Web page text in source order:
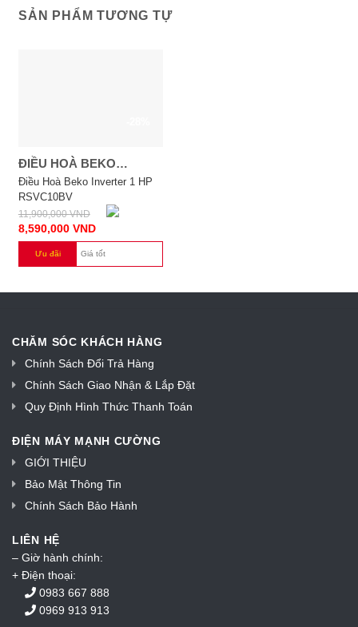
SẢN PHẨM TƯƠNG TỰ
ĐIỀU HOÀ BEKO
INVERTER 1 HP
RSVC10BV
Điều Hoà Beko Inverter 1 HP
RSVC10BV
11,900,000VND
8,590,000 VND
Ưu đãi Giá tốt
CHĂM SÓC KHÁCH HÀNG
Chính Sách Đổi Trả Hàng
Chính Sách Giao Nhận & Lắp Đặt
Quy Định Hình Thức Thanh Toán
ĐIỆN MÁY MẠNH CƯỜNG
GIỚI THIỆU
Bảo Mật Thông Tin
Chính Sách Bảo Hành
LIÊN HỆ
– Giờ hành chính:
+ Điện thoại:
0983 667 888
0969 913 913